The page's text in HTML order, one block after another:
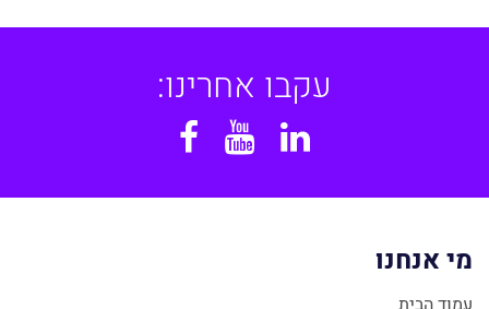
עקבו אחרינו:
Linkedin
YouTube
מי אנחנו